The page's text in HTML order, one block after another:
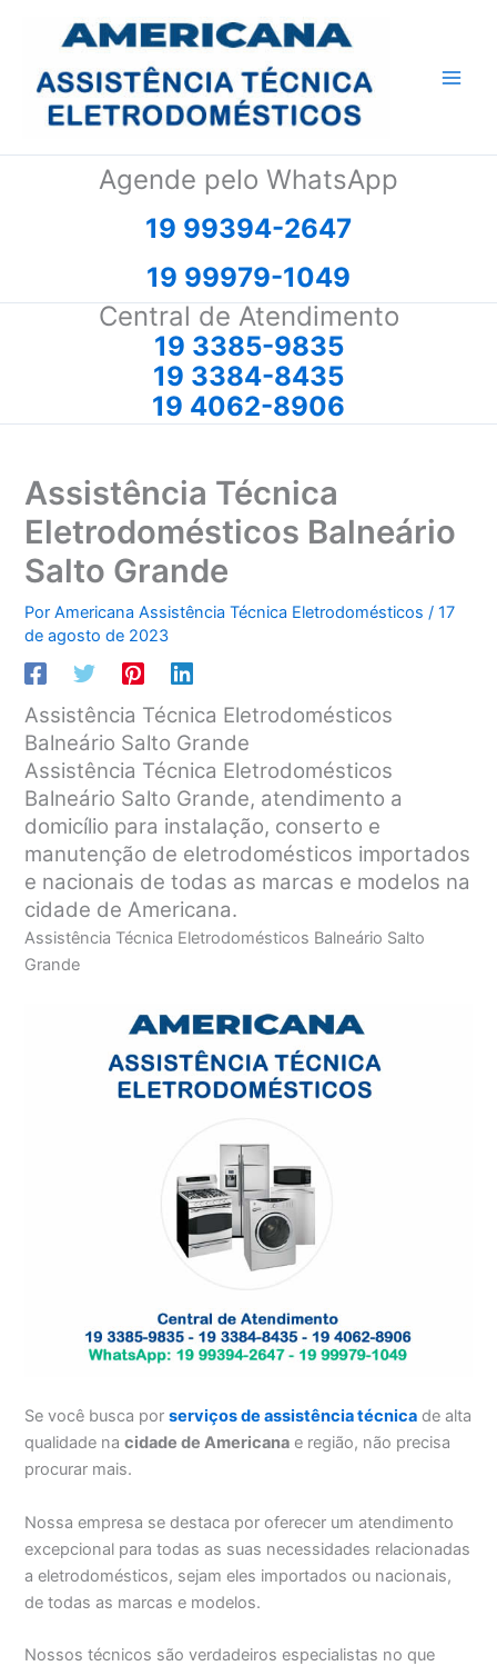
conteúdo
Agende pelo WhatsApp
19 99394-2647
19 99979-1049
Central de Atendimento
19 3385-9835
19 3384-8435
19 4062-8906
Assistência Técnica
Eletrodomésticos Balneário
Salto Grande
PorAmericana Assistência Técnica Eletrodomésticos/17
de agosto de 2023
Assistência Técnica Eletrodomésticos
Balneário Salto Grande
Assistência Técnica Eletrodomésticos
Balneário Salto Grande, atendimento a
domicílio para instalação, conserto e
manutenção de eletrodomésticos importados
e nacionais de todas as marcas e modelos na
cidade de Americana.
Assistência Técnica Eletrodomésticos Balneário Salto
Grande
Se você busca porserviços de assistência técnica de alta
qualidade nacidade de Americana e região, não precisa
procurar mais.
Nossa empresa se destaca por oferecer um atendimento
excepcional para todas as suas necessidades relacionadas
a eletrodomésticos, sejam eles importados ou nacionais,
de todas as marcas e modelos.
Nossos técnicos são verdadeiros especialistas no que